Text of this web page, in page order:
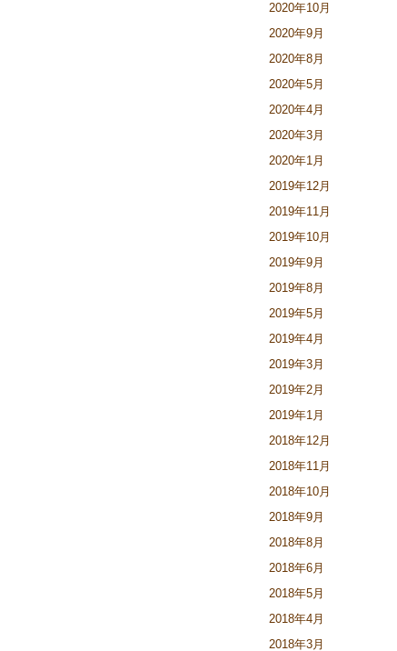
2020年10月
2020年9月
2020年8月
2020年5月
2020年4月
2020年3月
2020年1月
2019年12月
2019年11月
2019年10月
2019年9月
2019年8月
2019年5月
2019年4月
2019年3月
2019年2月
2019年1月
2018年12月
2018年11月
2018年10月
2018年9月
2018年8月
2018年6月
2018年5月
2018年4月
2018年3月